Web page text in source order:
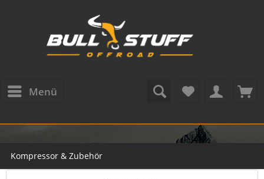
Menü
Kompressor & Zubehör